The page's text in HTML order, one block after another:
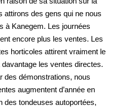
attirons des gens qui ne nous
à Kanegem. Les journées
encore plus les ventes. Les
horticoles attirent vraiment le
les ventes directes.
des démonstrations, nous
augmentent d’année en
des tondeuses autoportées,